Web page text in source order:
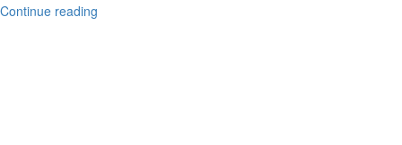
Continue reading